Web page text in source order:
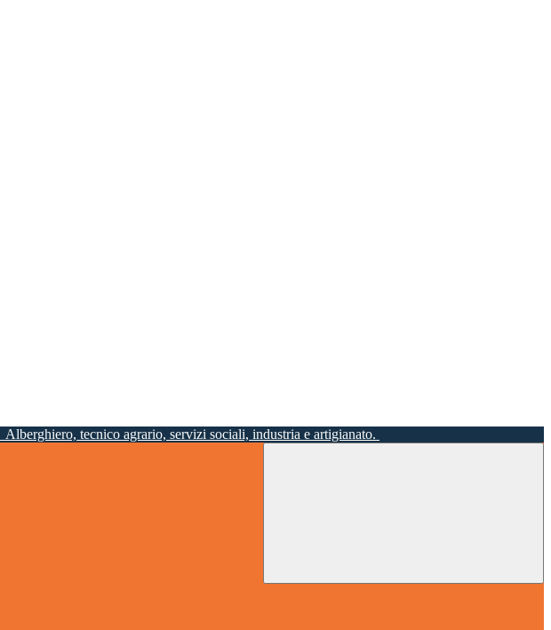
Alberghiero, tecnico agrario, servizi sociali, industria e artigianato.